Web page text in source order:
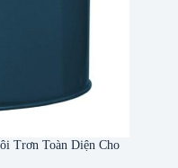
Trơn Toàn Diện Cho